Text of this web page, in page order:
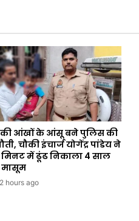
की आंखों के आंसू बने पुलिस की
चौकी इंचार्ज योगेंद्र पांडेय ने
मिनट में ढूंढ निकाला 4 साल
मासूम
hours ago